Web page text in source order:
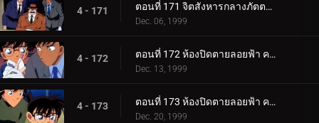
4 - 171 ตอนที่ 171 จิตสังหารกลางภัตตาคารกลางน้ำ
Dec. 06, 1999
4 - 172 ตอนที่ 172 ห้องปิดตายลอยฟ้า คดีแรกของคุโด้ ชินอิจิ (ตอนพิเศษ ตอนแรก) ยอดนักสืบจิ๋วโคนัน เดอะซีรี__.
Dec. 13, 1999
4 - 173 ตอนที่ 173 ห้องปิดตายลอยฟ้า คดีแรกของคุโด้ ชินอิจิ (ตอนพิเศษ ตอนจบ) ยอดนักสืบจิ๋วโคนัน เดอะซีรีส__.
Dec. 20, 1999